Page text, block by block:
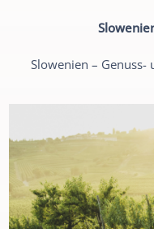
Slowenien – Genuss-